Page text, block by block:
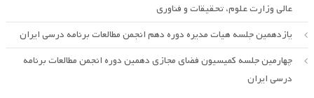
عالی وزارت علوم، تحقیقات و فناوری
یازدهمین جلسه هیات مدیره دوره دهم انجمن مطالعات برنامه درسی ایران
چهارمین جلسه کمیسیون فضای مجازی دهمین دوره انجمن مطالعات برنامه
درسی ایران